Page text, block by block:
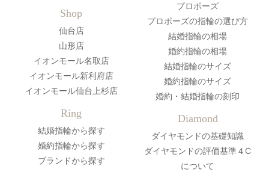
Shop
仙台店
山形店
イオンモール名取店
イオンモール新利府店
イオンモール仙台上杉店
Ring
結婚指輪から探す
婚約指輪から探す
ブランドから探す
プロポーズ
プロポーズの指輪の選び方
結婚指輪の相場
婚約指輪の相場
結婚指輪のサイズ
婚約指輪のサイズ
婚約・結婚指輪の刻印
Diamond
ダイヤモンドの基礎知識
ダイヤモンドの評価基準４C
について